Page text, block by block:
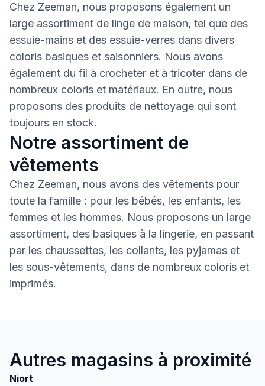
Chez Zeeman, nous proposons également un
large assortiment de linge de maison, tel que des
essuie-mains et des essuie-verres dans divers
coloris basiques et saisonniers. Nous avons
également du fil à crocheter et à tricoter dans de
nombreux coloris et matériaux. En outre, nous
proposons des produits de nettoyage qui sont
toujours en stock.
Notre assortiment de
vêtements
Chez Zeeman, nous avons des vêtements pour
toute la famille : pour les bébés, les enfants, les
femmes et les hommes. Nous proposons un large
assortiment, des basiques à la lingerie, en passant
par les chaussettes, les collants, les pyjamas et
les sous-vêtements, dans de nombreux coloris et
imprimés.
Autres magasins à proximité
Niort